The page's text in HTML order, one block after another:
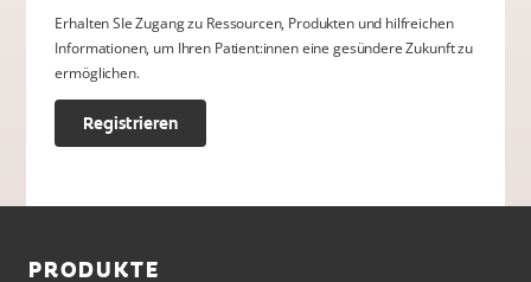
Erhalten SIe Zugang zu Ressourcen, Produkten und hilfreichen
Informationen, um Ihren Patient:innen eine gesündere Zukunft zu
ermöglichen.
Registrieren
PRODUKTE